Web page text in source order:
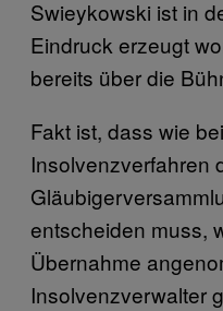
Swieykowski ist in
Eindruck erzeugt
bereits über die
Fakt ist, dass wie
Insolvenzverfahren
entscheiden muss,
Übernahme
Insolvenzverwalter